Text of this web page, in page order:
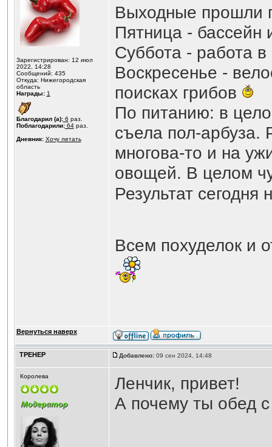
Зарегистрирован: 12 июл
2022, 14:28
Сообщений: 435
Откуда: Нижегородская
область
Награды: 1
Благодарил (а):6 раз.
Поблагодарили:64раз.
Дневник: Хочу летать
Выходные прошли
Пятница - бассейн
Суббота - работа
Воскресенье -
поисках грибов
По питанию: в
съела пол-арбуза.
многова-то и на
овощей. В целом
Результат
Всем похуделок и
Вернуться наверх
ТРЕНЕР Добавлено:09 сен 2024, 14:48
Королева
Ленчик, привет!
А почему ты обед